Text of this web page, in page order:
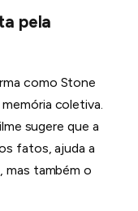
pela
como Stone
coletiva.
sugere que a
fatos, ajuda a
mas também o